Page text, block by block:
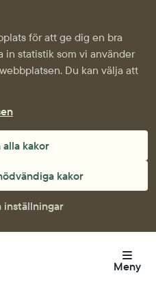
för att ge dig en bra
statistik som vi använder
Du kan välja att
kakor
kakor
inställningar
Meny